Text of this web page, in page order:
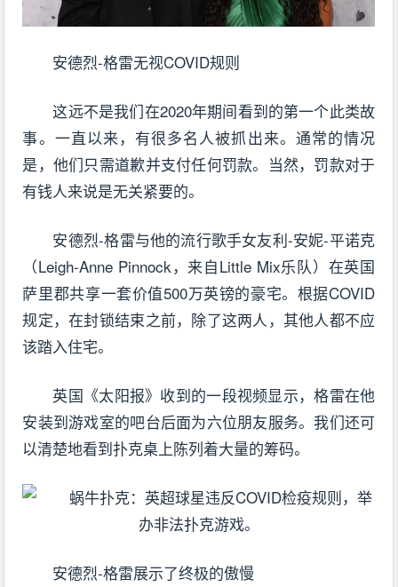
安德烈-格雷无视COVID规则
这远不是我们在2020年期间看到的第一个此类故
事。一直以来，有很多名人被抓出来。通常的情况
是，他们只需道歉并支付任何罚款。当然，罚款对于
有钱人来说是无关紧要的。
安德烈-格雷与他的流行歌手女友利-安妮-平诺克
（Leigh-Anne Pinnock，来自Little Mix乐队）在英国
萨里郡共享一套价值500万英镑的豪宅。根据COVID
规定，在封锁结束之前，除了这两人，其他人都不应
该踏入住宅。
英国《太阳报》收到的一段视频显示，格雷在他
安装到游戏室的吧台后面为六位朋友服务。我们还可
以清楚地看到扑克桌上陈列着大量的筹码。
安德烈-格雷展示了终极的傲慢